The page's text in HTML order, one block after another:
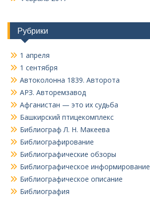
Рубрики
1 апреля
1 сентября
Автоколонна 1839. Авторота
АРЗ. Авторемзавод
Афганистан — это их судьба
Башкирский птицекомплекс
Библиограф Л. Н. Макеева
Библиографирование
Библиографические обзоры
Библиографическое информирование
Библиографическое описание
Библиография